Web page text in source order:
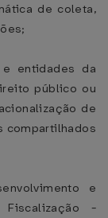
de coleta,
entidades da
público ou
de
compartilhados
e
-